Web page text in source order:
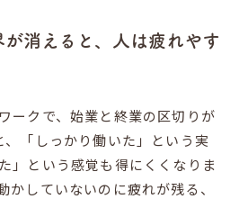
消えると、人は疲れやす
ークで、始業と終業の区切りが
「しっかり働いた」という実
」という感覚も得にくくなりま
かしていないのに疲れが残る、